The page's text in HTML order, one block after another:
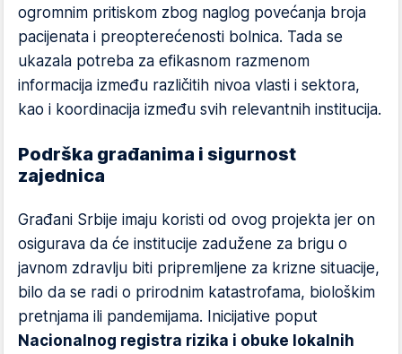
ogromnim pritiskom zbog naglog povećanja broja
pacijenata i preopterećenosti bolnica. Tada se
ukazala potreba za efikasnom razmenom
informacija između različitih nivoa vlasti i sektora,
kao i koordinacija između svih relevantnih institucija.
Podrška građanima i sigurnost
zajednica
Građani Srbije imaju koristi od ovog projekta jer on
osigurava da će institucije zadužene za brigu o
javnom zdravlju biti pripremljene za krizne situacije,
bilo da se radi o prirodnim katastrofama, biološkim
pretnjama ili pandemijama. Inicijative poput
Nacionalnog registra rizika i obuke lokalnih